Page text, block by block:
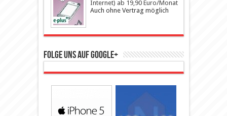
Internet) ab 19,90 Euro/Monat
Auch ohne Vertrag möglich
Folge uns auf Google+